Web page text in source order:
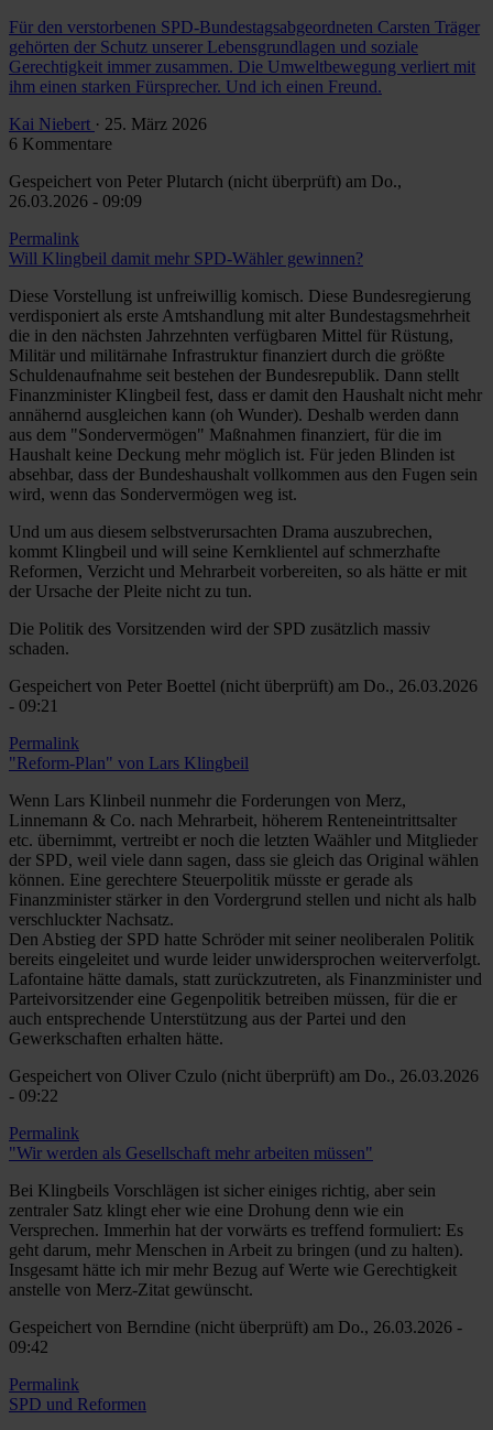
Für den verstorbenen SPD-Bundestagsabgeordneten Carsten Träger
gehörten der Schutz unserer Lebensgrundlagen und soziale
Gerechtigkeit immer zusammen. Die Umweltbewegung verliert mit
ihm einen starken Fürsprecher. Und ich einen Freund.
Kai Niebert · 25. März 2026
6 Kommentare
Gespeichert von Peter Plutarch (nicht überprüft) am Do.,
26.03.2026 - 09:09
Permalink
Will Klingbeil damit mehr SPD-Wähler gewinnen?
Diese Vorstellung ist unfreiwillig komisch. Diese Bundesregierung
verdisponiert als erste Amtshandlung mit alter Bundestagsmehrheit
die in den nächsten Jahrzehnten verfügbaren Mittel für Rüstung,
Militär und militärnahe Infrastruktur finanziert durch die größte
Schuldenaufnahme seit bestehen der Bundesrepublik. Dann stellt
Finanzminister Klingbeil fest, dass er damit den Haushalt nicht mehr
annähernd ausgleichen kann (oh Wunder). Deshalb werden dann
aus dem "Sondervermögen" Maßnahmen finanziert, für die im
Haushalt keine Deckung mehr möglich ist. Für jeden Blinden ist
absehbar, dass der Bundeshaushalt vollkommen aus den Fugen sein
wird, wenn das Sondervermögen weg ist.
Und um aus diesem selbstverursachten Drama auszubrechen,
kommt Klingbeil und will seine Kernklientel auf schmerzhafte
Reformen, Verzicht und Mehrarbeit vorbereiten, so als hätte er mit
der Ursache der Pleite nicht zu tun.
Die Politik des Vorsitzenden wird der SPD zusätzlich massiv
schaden.
Gespeichert von Peter Boettel (nicht überprüft) am Do., 26.03.2026
- 09:21
Permalink
"Reform-Plan" von Lars Klingbeil
Wenn Lars Klinbeil nunmehr die Forderungen von Merz,
Linnemann & Co. nach Mehrarbeit, höherem Renteneintrittsalter
etc. übernimmt, vertreibt er noch die letzten Waähler und Mitglieder
der SPD, weil viele dann sagen, dass sie gleich das Original wählen
können. Eine gerechtere Steuerpolitik müsste er gerade als
Finanzminister stärker in den Vordergrund stellen und nicht als halb
verschluckter Nachsatz.
Den Abstieg der SPD hatte Schröder mit seiner neoliberalen Politik
bereits eingeleitet und wurde leider unwidersprochen weiterverfolgt.
Lafontaine hätte damals, statt zurückzutreten, als Finanzminister und
Parteivorsitzender eine Gegenpolitik betreiben müssen, für die er
auch entsprechende Unterstützung aus der Partei und den
Gewerkschaften erhalten hätte.
Gespeichert von Oliver Czulo (nicht überprüft) am Do., 26.03.2026
- 09:22
Permalink
"Wir werden als Gesellschaft mehr arbeiten müssen"
Bei Klingbeils Vorschlägen ist sicher einiges richtig, aber sein
zentraler Satz klingt eher wie eine Drohung denn wie ein
Versprechen. Immerhin hat der vorwärts es treffend formuliert: Es
geht darum, mehr Menschen in Arbeit zu bringen (und zu halten).
Insgesamt hätte ich mir mehr Bezug auf Werte wie Gerechtigkeit
anstelle von Merz-Zitat gewünscht.
Gespeichert von Berndine (nicht überprüft) am Do., 26.03.2026 -
09:42
Permalink
SPD und Reformen